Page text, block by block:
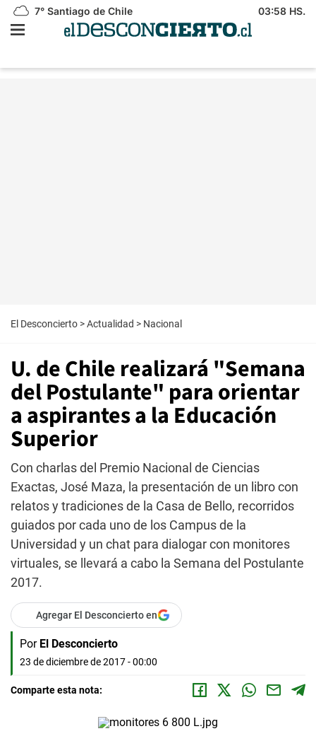
7° Santiago de Chile 03:58 HS.
El Desconcierto >Actualidad > Nacional
U. de Chile realizará "Semana
del Postulante" para orientar
a aspirantes a la Educación
Superior
Con charlas del Premio Nacional de Ciencias
Exactas, José Maza, la presentación de un libro con
relatos y tradiciones de la Casa de Bello, recorridos
guiados por cada uno de los Campus de la
Universidad y un chat para dialogar con monitores
virtuales, se llevará a cabo la Semana del Postulante
2017.
Agregar El Desconcierto en
Por El Desconcierto
23 de diciembre de 2017 - 00:00
Comparte esta nota: